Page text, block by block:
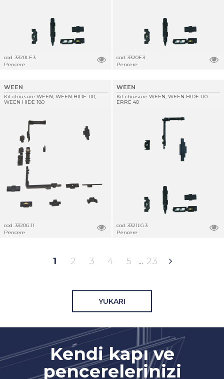
cod. 3320LF.3
Pencere
cod. 3320F.3
Pencere
WEEN
Kit chiusure WEEN, WEEN HIDE 110,
WEEN HIDE 180
cod. 3320G.11
Pencere
WEEN
Kit chiusure WEEN, WEEN HIDE 110
ERRE 40
cod. 3321LG.3
Pencere
1 2 3 4 5 23
YUKARI
Kendi kapı ve
pencerelerinizi